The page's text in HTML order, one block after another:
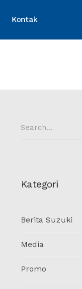
Kontak
for:
Kategori
Berita Suzuki
Media
Promo